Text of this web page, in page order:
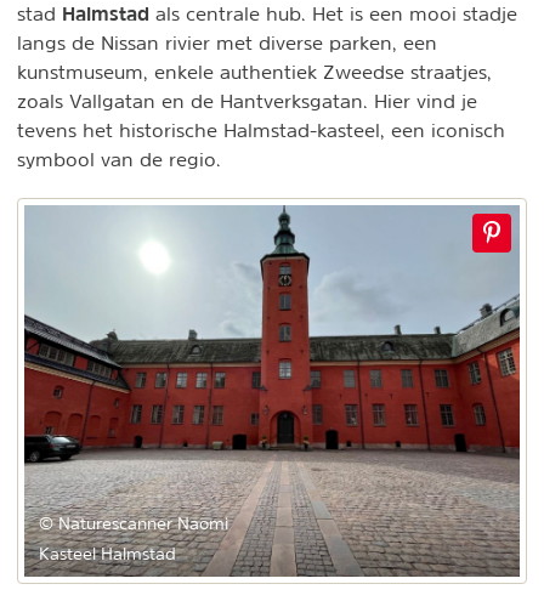
stad Halmstad als centrale hub. Het is een mooi stadje
langs de Nissan rivier met diverse parken, een
kunstmuseum, enkele authentiek Zweedse straatjes,
zoals Vallgatan en de Hantverksgatan. Hier vind je
tevens het historische Halmstad-kasteel, een iconisch
symbool van de regio.
© Naturescanner Naomi
Kasteel Halmstad